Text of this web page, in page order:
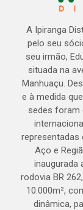
A Ipiranga
pelo seu
seu irmão,
situada na
Manhuaçu.
e à medida
sedes foram
representadas
Aço e
inaugurada
rodovia BR
10.000m²,
dinâmica,